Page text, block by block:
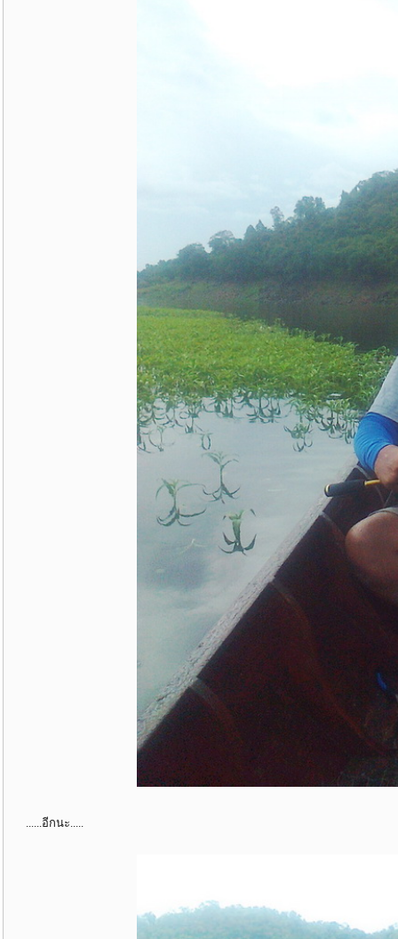
......อีกนะ.....